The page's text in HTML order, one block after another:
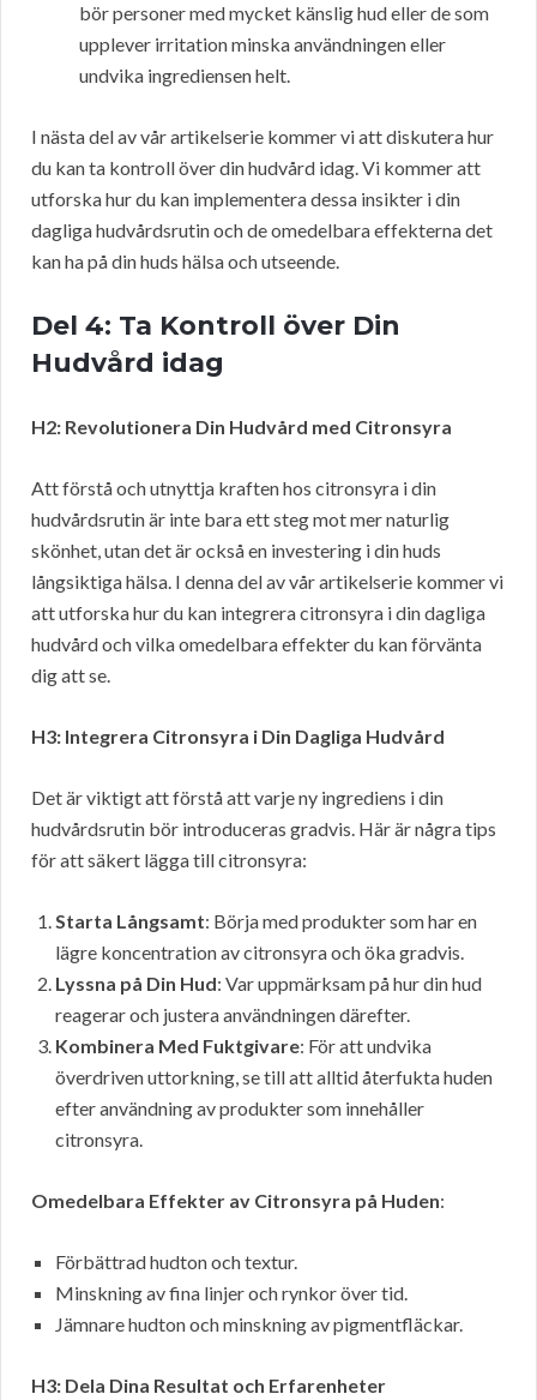
bör personer med mycket känslig hud eller de som
upplever irritation minska användningen eller
undvika ingrediensen helt.
I nästa del av vår artikelserie kommer vi att diskutera hur
du kan ta kontroll över din hudvård idag. Vi kommer att
utforska hur du kan implementera dessa insikter i din
dagliga hudvårdsrutin och de omedelbara effekterna det
kan ha på din huds hälsa och utseende.
Del 4: Ta Kontroll över Din
Hudvård idag
H2: Revolutionera Din Hudvård med Citronsyra
Att förstå och utnyttja kraften hos citronsyra i din
hudvårdsrutin är inte bara ett steg mot mer naturlig
skönhet, utan det är också en investering i din huds
långsiktiga hälsa. I denna del av vår artikelserie kommer vi
att utforska hur du kan integrera citronsyra i din dagliga
hudvård och vilka omedelbara effekter du kan förvänta
dig att se.
H3: Integrera Citronsyra i Din Dagliga Hudvård
Det är viktigt att förstå att varje ny ingrediens i din
hudvårdsrutin bör introduceras gradvis. Här är några tips
för att säkert lägga till citronsyra:
Starta Långsamt: Börja med produkter som har en
lägre koncentration av citronsyra och öka gradvis.
Lyssna på Din Hud: Var uppmärksam på hur din hud
reagerar och justera användningen därefter.
Kombinera Med Fuktgivare: För att undvika
överdriven uttorkning, se till att alltid återfukta huden
efter användning av produkter som innehåller
citronsyra.
Omedelbara Effekter av Citronsyra på Huden:
Förbättrad hudton och textur.
Minskning av fina linjer och rynkor över tid.
Jämnare hudton och minskning av pigmentfläckar.
H3: Dela Dina Resultat och Erfarenheter